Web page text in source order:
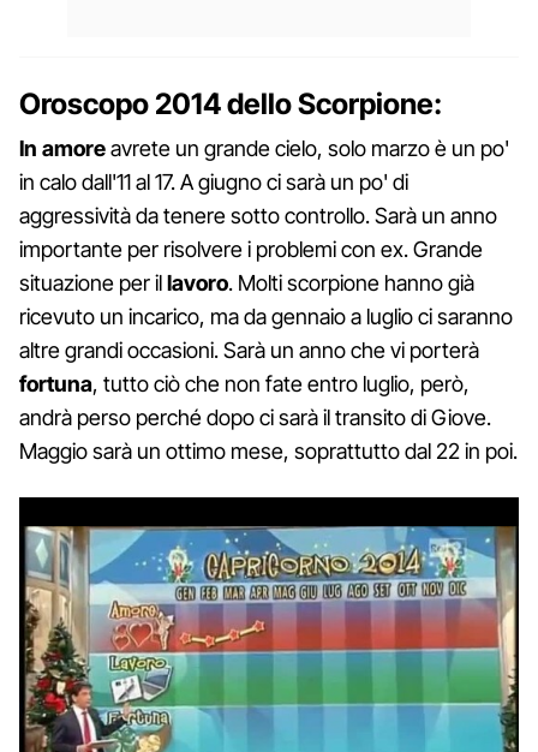
Oroscopo 2014 dello Scorpione:
In amoreavrete un grande cielo, solo marzo è un po'
in calo dall'11 al 17. A giugno ci sarà un po' di
aggressività da tenere sotto controllo. Sarà un anno
importante per risolvere i problemi con ex. Grande
situazione per illavoro. Molti scorpione hanno già
ricevuto un incarico, ma da gennaio a luglio ci saranno
altre grandi occasioni. Sarà un anno che vi porterà
fortuna, tutto ciò che non fate entro luglio, però,
andrà perso perché dopo ci sarà il transito di Giove.
Maggio sarà un ottimo mese, soprattutto dal 22 in poi.